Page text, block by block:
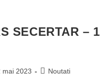
SECERTAR – 1
mai 2023 Noutati